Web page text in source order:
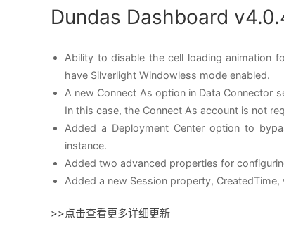
Dundas Dashboard
Ability to disable the cell loading animation
have Silverlight Windowless mode enabled.
A new Connect As option in Data Connector
In this case, the Connect As account is not
Added a Deployment Center option to
instance.
Added two advanced properties for
Added a new Session property,
>>点击查看更多详细更新